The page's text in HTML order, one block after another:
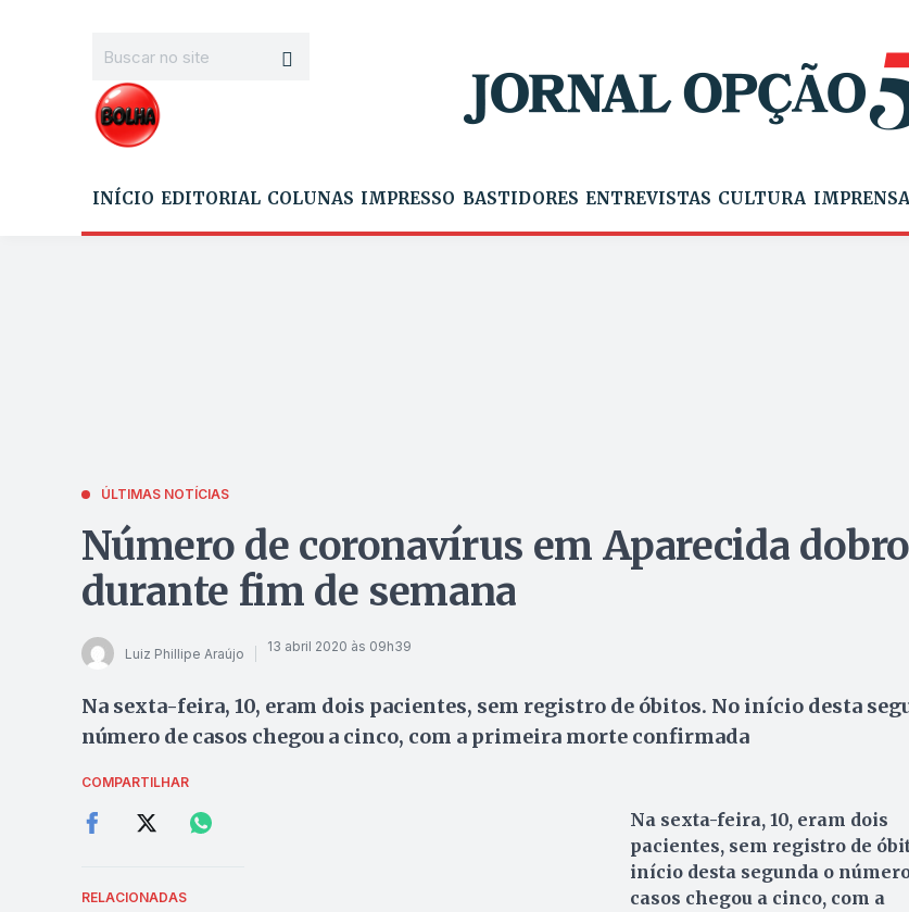
INÍCIO EDITORIAL COLUNAS IMPRESSO BASTIDORES ENTREVISTAS CULTURA IMPRENSA
ÚLTIMAS NOTÍCIAS
Número de coronavírus em Aparecida
durante fim de semana
Luiz Phillipe Araújo 13 abril 2020 às 09h39
Na sexta-feira, 10, eram dois pacientes, sem registro de óbitos. No início desta
número de casos chegou a cinco, com a primeira morte confirmada
COMPARTILHAR
RELACIONADAS
Na sexta-feira, 10, eram dois
pacientes, sem registro de
início desta segunda o
casos chegou a cinco, com a